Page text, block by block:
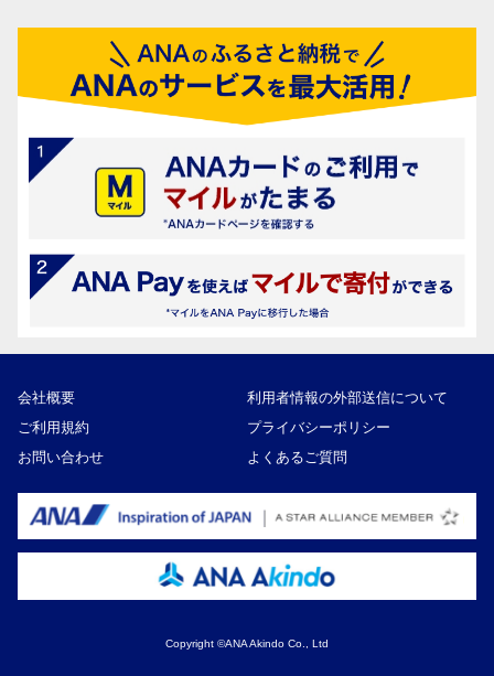
会社概要
利用者情報の外部送信について
ご利用規約
プライバシーポリシー
お問い合わせ
よくあるご質問
Copyright ©ANA Akindo Co., Ltd